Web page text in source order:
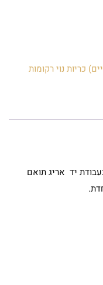
כריות נוי רקומות
יד אריג תואם